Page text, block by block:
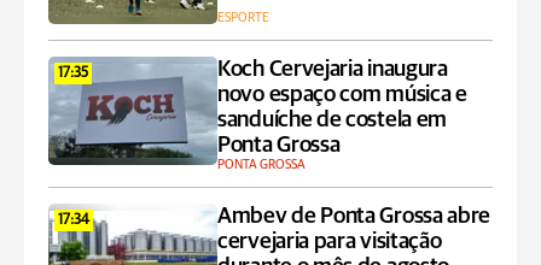
ESPORTE
17:35
Koch Cervejaria inaugura
novo espaço com música e
sanduíche de costela em
Ponta Grossa
PONTA GROSSA
17:34
Ambev de Ponta Grossa abre
cervejaria para visitação